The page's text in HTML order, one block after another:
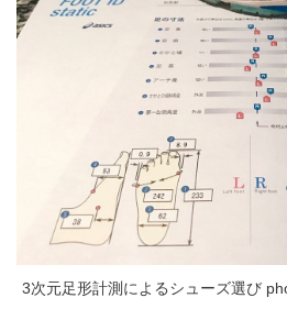
3次元足形計測によるシューズ選び